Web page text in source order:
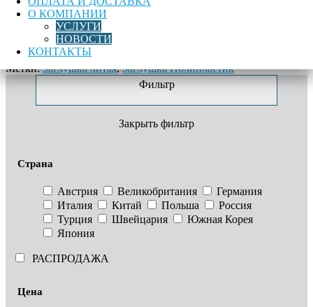
О КОМПАНИИ
УСЛУГИ
НОВОСТИ
КОНТАКТЫ
регион России можно на нашем сайте.
связи:info@trub-remont.ru
Заглушка ПЭ100 SDR11 d75 мм СПИГОТ
Метки:Заглушка литая,Заглушка Полипластик
Фильтр
Закрыть фильтр
Страна
Австрия Великобритания
Германия
Италия
Китай Польша
Россия
Турция
Швейцария
Южная Корея
Япония
РАСПРОДАЖА
Цена